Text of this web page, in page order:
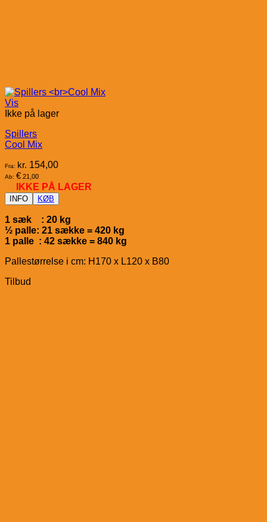
Vis
Ikke på lager
Spillers
Cool Mix
Fra: kr. 154,00
Ab: € 21,00
IKKE PÅ LAGER
INFO KØB
1 sæk : 20 kg
½ palle: 21 sække = 420 kg
1 palle : 42 sække = 840 kg
Pallestørrelse i cm: H170 x L120 x B80
Tilbud